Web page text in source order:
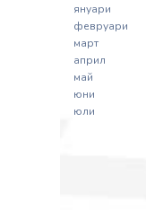
януари
февруари
март
април
май
юни
юли